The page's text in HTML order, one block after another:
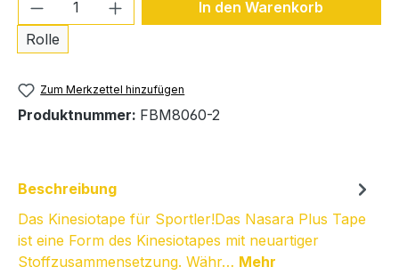
Rolle
In den Warenkorb
Zum Merkzettel hinzufügen
Produktnummer: FBM8060-2
Beschreibung
Das Kinesiotape für Sportler!Das Nasara Plus Tape
ist eine Form des Kinesiotapes mit neuartiger
Stoffzusammensetzung. Währ… Mehr